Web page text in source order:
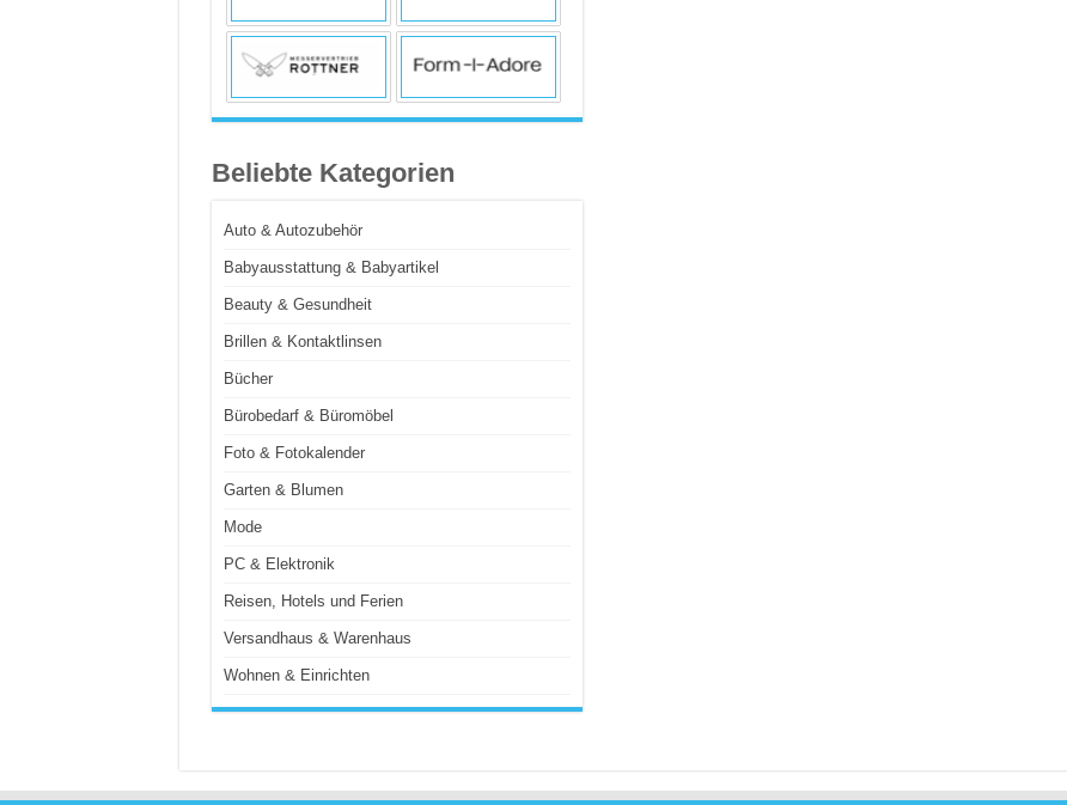
Beliebte Kategorien
Auto & Autozubehör
Babyausstattung & Babyartikel
Beauty & Gesundheit
Brillen & Kontaktlinsen
Bücher
Bürobedarf & Büromöbel
Foto & Fotokalender
Garten & Blumen
Mode
PC & Elektronik
Reisen, Hotels und Ferien
Versandhaus & Warenhaus
Wohnen & Einrichten